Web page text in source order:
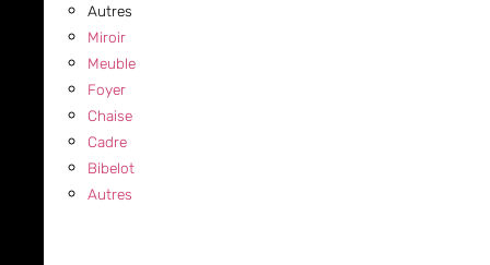
Autres
Miroir
Meuble
Foyer
Chaise
Cadre
Bibelot
Autres